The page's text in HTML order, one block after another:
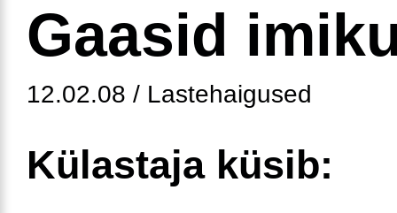
Gaasid
12.02.08 / Lastehaigused
Külastaja küsib: